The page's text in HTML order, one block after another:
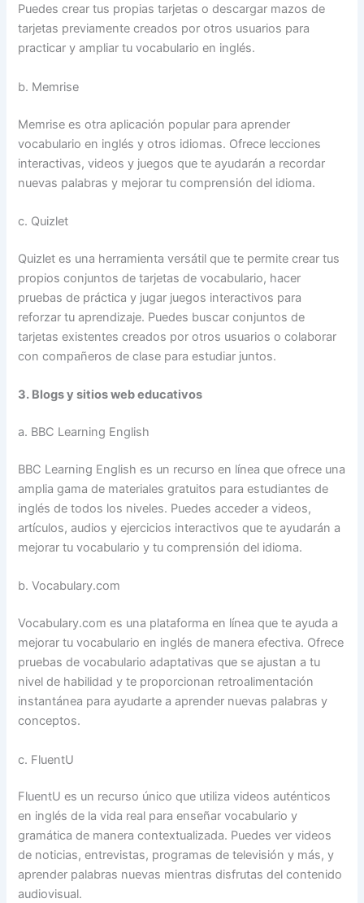
Puedes crear tus propias tarjetas o descargar mazos de
tarjetas previamente creados por otros usuarios para
practicar y ampliar tu vocabulario en inglés.
b. Memrise
Memrise es otra aplicación popular para aprender
vocabulario en inglés y otros idiomas. Ofrece lecciones
interactivas, videos y juegos que te ayudarán a recordar
nuevas palabras y mejorar tu comprensión del idioma.
c. Quizlet
Quizlet es una herramienta versátil que te permite crear tus
propios conjuntos de tarjetas de vocabulario, hacer
pruebas de práctica y jugar juegos interactivos para
reforzar tu aprendizaje. Puedes buscar conjuntos de
tarjetas existentes creados por otros usuarios o colaborar
con compañeros de clase para estudiar juntos.
3. Blogs y sitios web educativos
a. BBC Learning English
BBC Learning English es un recurso en línea que ofrece una
amplia gama de materiales gratuitos para estudiantes de
inglés de todos los niveles. Puedes acceder a videos,
artículos, audios y ejercicios interactivos que te ayudarán a
mejorar tu vocabulario y tu comprensión del idioma.
b. Vocabulary.com
Vocabulary.com es una plataforma en línea que te ayuda a
mejorar tu vocabulario en inglés de manera efectiva. Ofrece
pruebas de vocabulario adaptativas que se ajustan a tu
nivel de habilidad y te proporcionan retroalimentación
instantánea para ayudarte a aprender nuevas palabras y
conceptos.
c. FluentU
FluentU es un recurso único que utiliza videos auténticos
en inglés de la vida real para enseñar vocabulario y
gramática de manera contextualizada. Puedes ver videos
de noticias, entrevistas, programas de televisión y más, y
aprender palabras nuevas mientras disfrutas del contenido
audiovisual.